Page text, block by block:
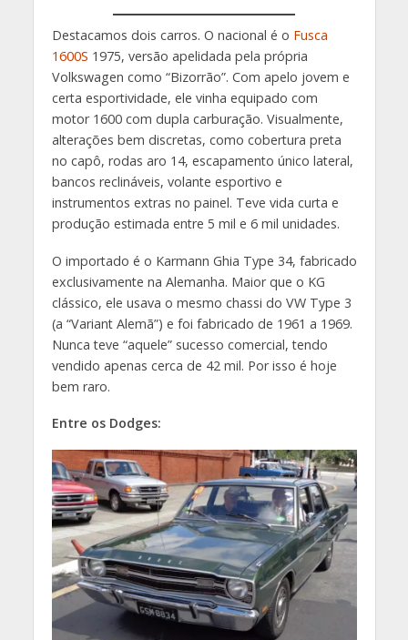
Destacamos dois carros. O nacional é o Fusca
1600S 1975, versão apelidada pela própria
Volkswagen como “Bizorrão”. Com apelo jovem e
certa esportividade, ele vinha equipado com
motor 1600 com dupla carburação. Visualmente,
alterações bem discretas, como cobertura preta
no capô, rodas aro 14, escapamento único lateral,
bancos reclináveis, volante esportivo e
instrumentos extras no painel. Teve vida curta e
produção estimada entre 5 mil e 6 mil unidades.
O importado é o Karmann Ghia Type 34, fabricado
exclusivamente na Alemanha. Maior que o KG
clássico, ele usava o mesmo chassi do VW Type 3
(a “Variant Alemã”) e foi fabricado de 1961 a 1969.
Nunca teve “aquele” sucesso comercial, tendo
vendido apenas cerca de 42 mil. Por isso é hoje
bem raro.
Entre os Dodges: